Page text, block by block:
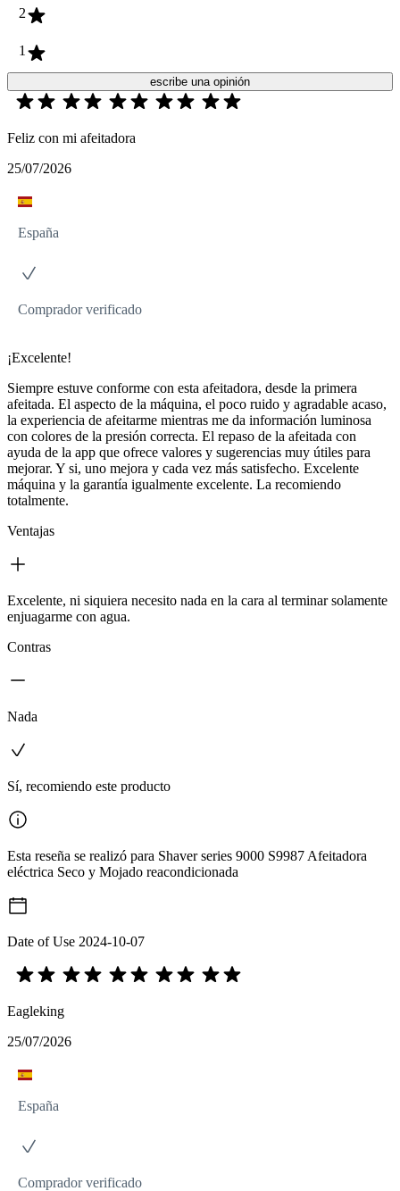
2
1
escribe una opinión
Feliz con mi afeitadora
25/07/2026
España
Comprador verificado
¡Excelente!
Siempre estuve conforme con esta afeitadora, desde la primera
afeitada. El aspecto de la máquina, el poco ruido y agradable acaso,
la experiencia de afeitarme mientras me da información luminosa
con colores de la presión correcta. El repaso de la afeitada con
ayuda de la app que ofrece valores y sugerencias muy útiles para
mejorar. Y si, uno mejora y cada vez más satisfecho. Excelente
máquina y la garantía igualmente excelente. La recomiendo
totalmente.
Ventajas
Excelente, ni siquiera necesito nada en la cara al terminar solamente
enjuagarme con agua.
Contras
Nada
Sí, recomiendo este producto
Esta reseña se realizó para Shaver series 9000 S9987 Afeitadora
eléctrica Seco y Mojado reacondicionada
Date of Use 2024-10-07
Eagleking
25/07/2026
España
Comprador verificado